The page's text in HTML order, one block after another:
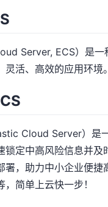
Server, ECS）是一
活、高效的应用环境。
Cloud Server）是
锁定中高风险信息并
，助力中小企业便捷
简单上云快一步！